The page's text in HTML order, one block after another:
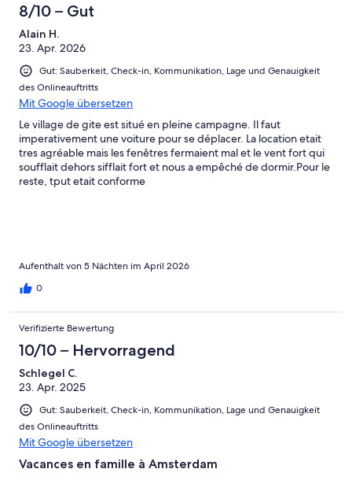
8/10 – Gut
Alain H.
23. Apr. 2026
Gut: Sauberkeit, Check-in, Kommunikation, Lage und Genauigkeit
des Onlineauftritts
Mit Google übersetzen
Le village de gite est situé en pleine campagne. Il faut
imperativement une voiture pour se déplacer. La location etait
tres agréable mais les fenêtres fermaient mal et le vent fort qui
soufflait dehors sifflait fort et nous a empêché de dormir.Pour le
reste, tput etait conforme
Aufenthalt von 5 Nächten im April 2026
0
Verifizierte Bewertung
10/10 – Hervorragend
Schlegel C.
23. Apr. 2025
Gut: Sauberkeit, Check-in, Kommunikation, Lage und Genauigkeit
des Onlineauftritts
Mit Google übersetzen
Vacances en famille à Amsterdam